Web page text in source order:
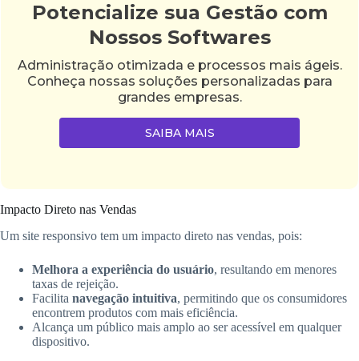
Potencialize sua Gestão com
Nossos Softwares
Administração otimizada e processos mais ágeis.
Conheça nossas soluções personalizadas para
grandes empresas.
SAIBA MAIS
Impacto Direto nas Vendas
Um site responsivo tem um impacto direto nas vendas, pois:
Melhora a experiência do usuário, resultando em menores
taxas de rejeição.
Facilita navegação intuitiva, permitindo que os consumidores
encontrem produtos com mais eficiência.
Alcança um público mais amplo ao ser acessível em qualquer
dispositivo.